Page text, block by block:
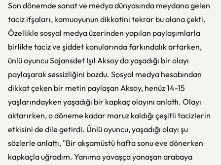
Son dönemde sanat ve medya dünyasında meydana gelen
taciz ifşaları, kamuoyunun dikkatini tekrar bu alana çekti.
Özellikle sosyal medya üzerinden yapılan paylaşımlarla
birlikte taciz ve şiddet konularında farkındalık artarken,
ünlü oyuncu Sajansdet Işıl Aksoy da yaşadığı bir olayı
paylaşarak sessizliğini bozdu. Sosyal medya hesabından
dikkat çeken bir metin paylaşan Aksoy, henüz 14-15
yaşlarındayken yaşadığı bir kapkaç olayını anlattı. Olayı
aktarırken, o döneme kadar maruz kaldığı çeşitli tacizlerin
etkisini de dile getirdi. Ünlü oyuncu, yaşadığı olayı şu
sözlerle anlattı, "Bir akşamüstü hafta sonu eve dönerken
kapkaçla uğradım. Yanıma yavaşça yanaşan arabaya